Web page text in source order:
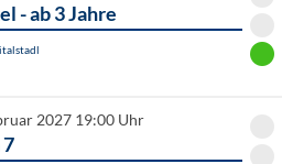
- ab 3 Jahre
2027 19:00 Uhr